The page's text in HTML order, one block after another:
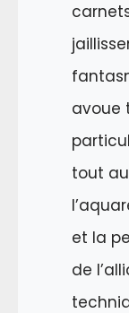
avoue
tout
et la
de